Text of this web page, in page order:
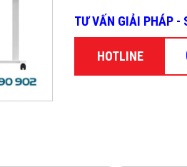
TƯ VẤN GIẢI PHÁP -
HOTLINE